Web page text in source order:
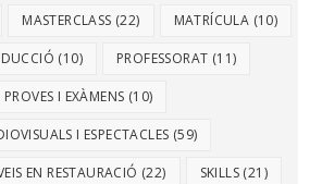
MASTERCLASS (22) MATRÍCULA (10)
(10) PROFESSORAT (11)
PROVES I EXÀMENS (10)
I ESPECTACLES (59)
EN RESTAURACIÓ (22) SKILLS (21)